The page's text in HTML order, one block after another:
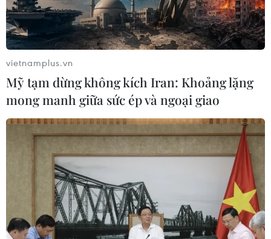
Bão Dolphin gây ảnh hưởng diện
rộng tại miền Đông Trung Quốc
Nhật Bản: Sạt lở đất khiến gần 400
du khách mắc kẹt
09/08/2026 03:52
Khủng hoảng nắng nóng đẩy 34 tỉnh
của Pháp vào mức nguy cơ cháy
vietnamplus.vn
Mỹ tạm dừng không kích Iran: Khoảng lặng
mong manh giữa sức ép và ngoại giao